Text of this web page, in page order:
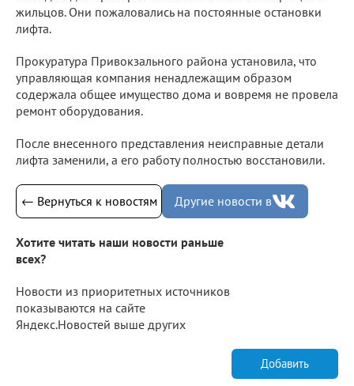
жильцов. Они пожаловались на постоянные остановки
лифта.
Прокуратура Привокзального района установила, что
управляющая компания ненадлежащим образом
содержала общее имущество дома и вовремя не провела
ремонт оборудования.
После внесенного представления неисправные детали
лифта заменили, а его работу полностью восстановили.
← Вернуться к новостям Другие новости в
Хотите читать наши новости раньше
всех?
Новости из приоритетных источников
показываются на сайте
Яндекс.Новостей выше других
Добавить